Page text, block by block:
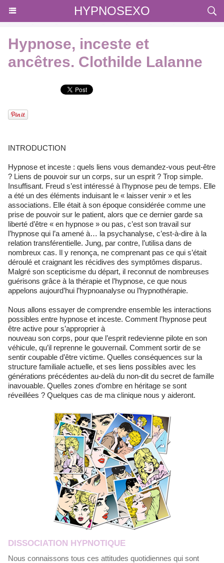
HYPNOSEXO
Hypnose, inceste et
ancêtres. Clothilde Lalanne
INTRODUCTION
Hypnose et inceste : quels liens vous demandez-vous peut-être
? Liens de pouvoir sur un corps, sur un esprit ? Trop simple.
Insuffisant. Freud s’est intéressé à l’hypnose peu de temps. Elle
a été un des éléments induisant le « laisser venir » et les
associations. Elle était à son époque considérée comme une
prise de pouvoir sur le patient, alors que ce dernier garde sa
liberté d’être « en hypnose » ou pas, c’est son travail sur
l’hypnose qui l’a amené à… la psychanalyse, c’est-à-dire à la
relation transférentielle. Jung, par contre, l’utilisa dans de
nombreux cas. Il y renonça, ne comprenant pas ce qui s’était
déroulé et craignant les récidives des symptômes disparus.
Malgré son scepticisme du départ, il reconnut de nombreuses
guérisons grâce à la thérapie et l’hypnose, ce que nous
appelons aujourd’hui l’hypnoanalyse ou l’hypnothérapie.
Nous allons essayer de comprendre ensemble les interactions
possibles entre hypnose et inceste. Comment l’hypnose peut
être active pour s’approprier à
nouveau son corps, pour que l’esprit redevienne pilote en son
véhicule, qu’il reprenne le gouvernail. Comment sortir de se
sentir coupable d’être victime. Quelles conséquences sur la
structure familiale actuelle, et ses liens possibles avec les
générations précédentes au-delà du non-dit du secret de famille
inavouable. Quelles zones d’ombre en héritage se sont
réveillées ? Quelques cas de ma clinique nous y aideront.
DISSOCIATION HYPNOTIQUE
Nous connaissons tous ces attitudes quotidiennes qui sont